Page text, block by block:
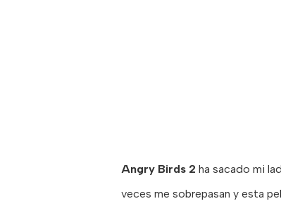
Angry Birds 2 ha sacado mi
veces me sobrepasan y esta